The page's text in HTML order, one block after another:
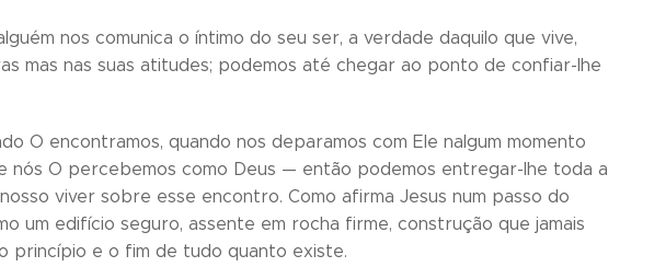
nos comunica o íntimo do seu ser, a verdade daquilo que vive,
mas nas suas atitudes; podemos até chegar ao ponto de confiar-lhe
O encontramos, quando nos deparamos com Ele nalgum momento
nós O percebemos como Deus — então podemos entregar-lhe toda a
viver sobre esse encontro. Como afirma Jesus num passo do
um edifício seguro, assente em rocha firme, construção que jamais
princípio e o fim de tudo quanto existe.